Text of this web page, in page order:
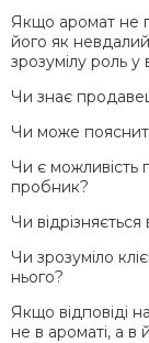
Якщо аромат не
його як
зрозумілу роль
Чи знає
Чи може
Чи є можливість
пробник?
Чи відрізняється
Чи зрозуміло
нього?
Якщо відповіді
не в ароматі, а в